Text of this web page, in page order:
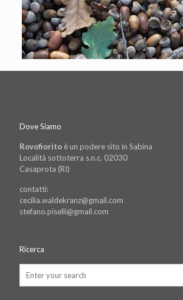
Dove Siamo
Rovofiorito è un podere sito in Sabina
Località sottoterra s.n.c. 02030
Casaprota (RI)
contatti:
cecilia.waldekranz@gmail.com
stefano.piselli@gmail.com
Ricerca